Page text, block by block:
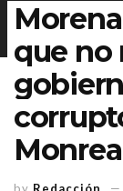
que no
by Redacción